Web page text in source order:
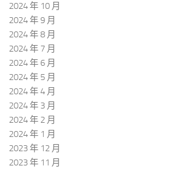
2024 年 10 月
2024 年 9 月
2024 年 8 月
2024 年 7 月
2024 年 6 月
2024 年 5 月
2024 年 4 月
2024 年 3 月
2024 年 2 月
2024 年 1 月
2023 年 12 月
2023 年 11 月